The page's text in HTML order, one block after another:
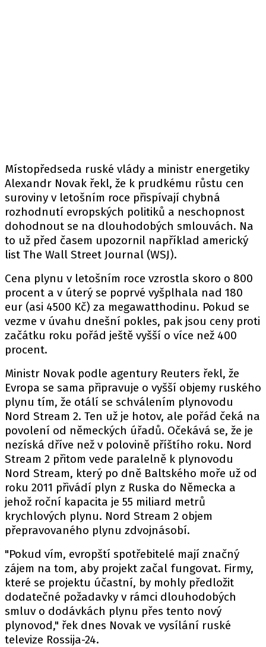
Místopředseda ruské vlády a ministr energetiky
Alexandr Novak řekl, že k prudkému růstu cen
suroviny v letošním roce přispívají chybná
rozhodnutí evropských politiků a neschopnost
dohodnout se na dlouhodobých smlouvách. Na
to už před časem upozornil například americký
list The Wall Street Journal (WSJ).
Cena plynu v letošním roce vzrostla skoro o 800
procent a v úterý se poprvé vyšplhala nad 180
eur (asi 4500 Kč) za megawatthodinu. Pokud se
vezme v úvahu dnešní pokles, pak jsou ceny proti
začátku roku pořád ještě vyšší o více než 400
procent.
Ministr Novak podle agentury Reuters řekl, že
Evropa se sama připravuje o vyšší objemy ruského
plynu tím, že otálí se schválením plynovodu
Nord Stream 2. Ten už je hotov, ale pořád čeká na
povolení od německých úřadů. Očekává se, že je
nezíská dříve než v polovině příštího roku. Nord
Stream 2 přitom vede paralelně k plynovodu
Nord Stream, který po dně Baltského moře už od
roku 2011 přivádí plyn z Ruska do Německa a
jehož roční kapacita je 55 miliard metrů
krychlových plynu. Nord Stream 2 objem
přepravovaného plynu zdvojnásobí.
"Pokud vím, evropští spotřebitelé mají značný
zájem na tom, aby projekt začal fungovat. Firmy,
které se projektu účastní, by mohly předložit
dodatečné požadavky v rámci dlouhodobých
smluv o dodávkách plynu přes tento nový
plynovod," řek dnes Novak ve vysílání ruské
televize Rossija-24.